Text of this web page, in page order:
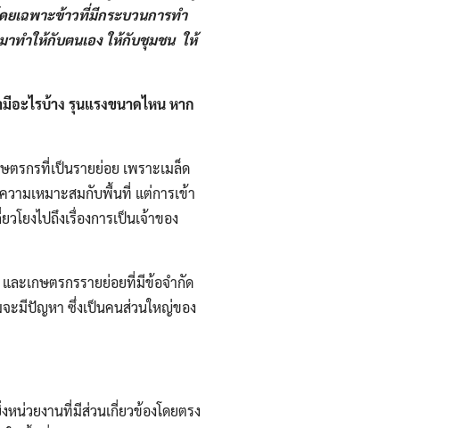
เฉพาะ​ข้าวที่มีกระบวนการทำ
ำให้กับตนเอง ให้กับชุมชน​ ​ ให้
ะไรบ้าง​ รุนแรงขนาดไหน​ หาก
ตรกรที่เป็นรายย่อย​ เพราะเมล็ด​
ามเหมาะสมกับพื้นที่​ แต่การเข้า
ยงไปถึงเรื่องการเป็นเจ้าของ
ละเกษตรกรรายย่อยที่มีข้อจำกัด
จะมีปัญหา​ ซึ่งเป็นคนส่วนใหญ่​ของ
หน่วยงานที่มีส่วนเกี่ยวข้อง​โดยตรง​